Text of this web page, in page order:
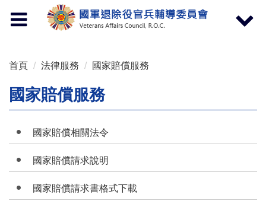
Toggle
navigation
Toggle
首頁 法律服務 國家賠償服務
國家賠償服務
國家賠償相關法令
國家賠償請求說明
國家賠償請求書格式下載